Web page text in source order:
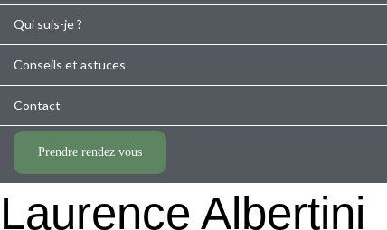
Qui suis-je ?
Conseils et astuces
Contact
Prendre rendez vous
Laurence Albertini